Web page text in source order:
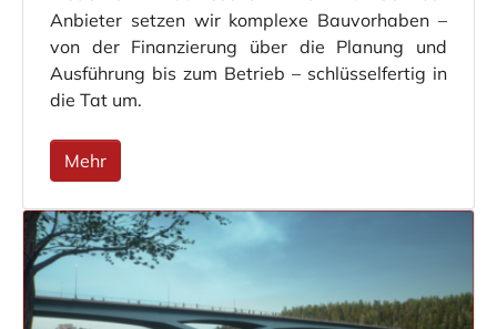
Anbieter setzen wir komplexe Bauvorhaben –
von der Finanzierung über die Planung und
Ausführung bis zum Betrieb – schlüsselfertig in
die Tat um.
Mehr